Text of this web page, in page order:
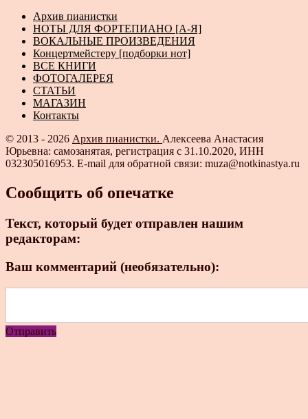
Архив пианистки
НОТЫ ДЛЯ ФОРТЕПИАНО [А-Я]
ВОКАЛЬНЫЕ ПРОИЗВЕДЕНИЯ
Концертмейстеру [подборки нот]
ВСЕ КНИГИ
ФОТОГАЛЕРЕЯ
СТАТЬИ
МАГАЗИН
Контакты
© 2013 - 2026 Архив пианистки. Алексеева Анастасия
Юрьевна: самозанятая, регистрация с 31.10.2020, ИНН
032305016953. E-mail для обратной связи: muza@notkinastya.ru
Сообщить об опечатке
Текст, который будет отправлен нашим
редакторам:
Ваш комментарий (необязательно):
Отправить